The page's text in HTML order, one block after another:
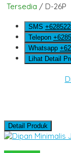
Tersedia / D-26P
SMS
Telepon
Whatsapp
Lihat Detail
Detail Produk